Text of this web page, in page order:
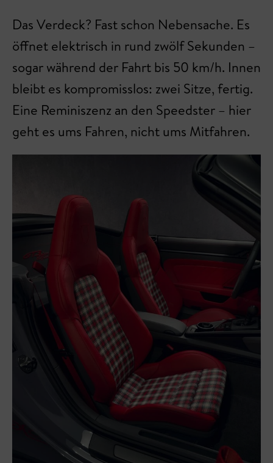
Das Verdeck? Fast schon Nebensache. Es
öffnet elektrisch in rund zwölf Sekunden –
sogar während der Fahrt bis 50 km/h. Innen
bleibt es kompromisslos: zwei Sitze, fertig.
Eine Reminiszenz an den Speedster – hier
geht es ums Fahren, nicht ums Mitfahren.